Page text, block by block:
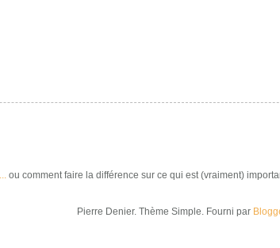
ou comment faire la différence sur ce qui est (vraiment)
Pierre Denier. Thème Simple. Fourni par